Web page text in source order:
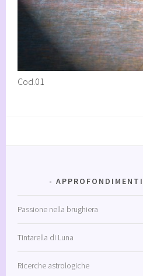
Cod.01
Passione nella brughiera
Tintarella di Luna
Ricerche astrologiche